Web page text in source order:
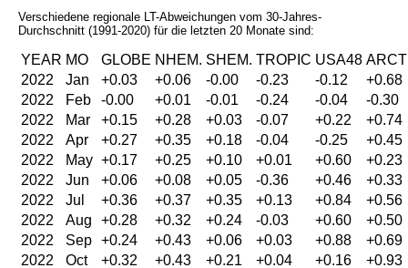
Verschiedene regionale LT-Abweichungen vom 30-Jahres-
Durchschnitt (1991-2020) für die letzten 20 Monate sind:
YEAR MO GLOBE NHEM. SHEM. TROPIC USA48
2022
Jan +0.03 +0.06 -0.00 -0.23 -0.12
+0.68
2022
Feb -0.00 +0.01 -0.01 -0.24 -0.04
-0.30
2022
Mar +0.15 +0.28 +0.03 -0.07 +0.22
+0.74
2022
Apr +0.27 +0.35 +0.18 -0.04 -0.25
+0.45
2022
May +0.17 +0.25 +0.10 +0.01 +0.60
+0.23
2022
Jun +0.06 +0.08 +0.05 -0.36 +0.46
+0.33
2022
Jul +0.36 +0.37 +0.35 +0.13 +0.84
+0.56
2022
Aug +0.28 +0.32 +0.24 -0.03 +0.60
+0.50
2022
Sep +0.24 +0.43 +0.06 +0.03 +0.88
+0.69
2022
Oct +0.32 +0.43 +0.21 +0.04 +0.16
+0.93